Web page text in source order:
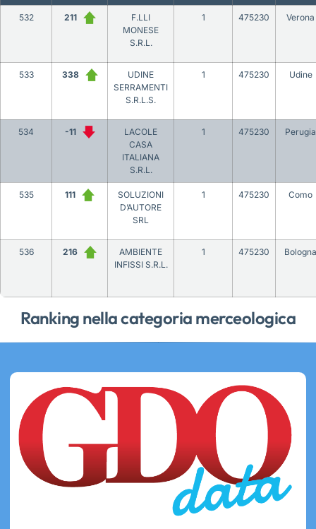
Ranking nella categoria merceologica
532 211
F.LLI
MONESE
S.R.L.
1 475230 Verona
533 338
UDINE
SERRAMENTI
S.R.L.S.
1 475230 Udine
534 -11
LACOLE
CASA
ITALIANA
S.R.L.
1 475230 Perugia
535 111
SOLUZIONI
D’AUTORE
SRL
1 475230 Como
536 216
AMBIENTE
INFISSI S.R.L.
1 475230 Bologna